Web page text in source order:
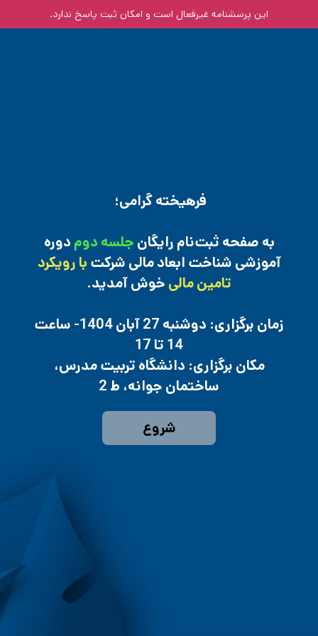
این پرسشنامه غیر‌فعال است و امکان ثبت پاسخ ندارد.
فرهیخته گرامی؛
به صفحه ثبت‌نام رایگان جلسه دوم دوره
آموزشی شناخت ابعاد مالی شرکت با رویکرد
تامین مالی خوش آمدید.
زمان برگزاری: دوشنبه 27 آبان 1404- ساعت
14 تا 17
مکان برگزاری: دانشگاه تربیت مدرس،
ساختمان جوانه، ط 2
شروع